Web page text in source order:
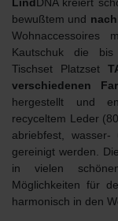
bewußtem und
Wohnaccessoires
Kautschuk die bis
Tischset Platzset
verschiedenen
hergestellt und
recyceltem Leder
abriebfest,
gereinigt werden.
in vielen
Möglichkeiten für
harmonisch in den